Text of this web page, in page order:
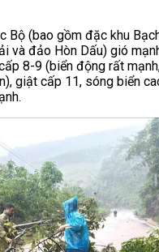
Bộ (bao gồm đặc khu
và đảo Hòn Dấu) gió
8-9 (biển động rất
giật cấp 11, sóng biển